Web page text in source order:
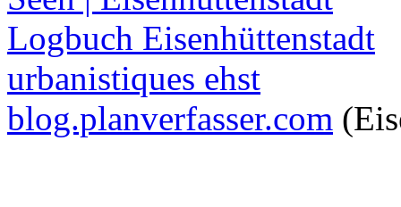
Logbuch Eisenhüttenstadt
urbanistiques ehst
blog.planverfasser.com